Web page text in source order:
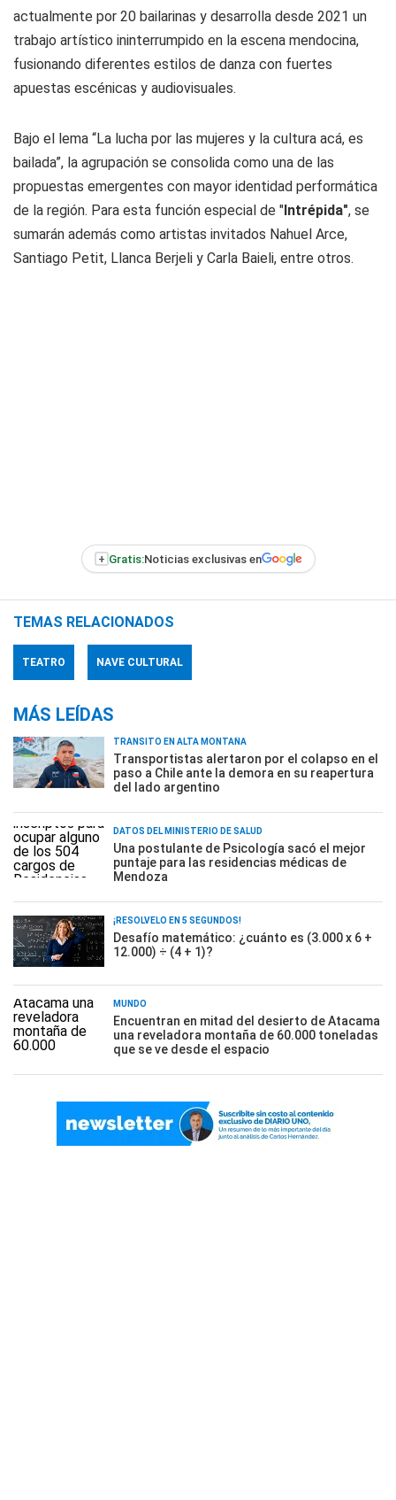
actualmente por 20 bailarinas y desarrolla desde 2021 un
trabajo artístico ininterrumpido en la escena mendocina,
fusionando diferentes estilos de danza con fuertes
apuestas escénicas y audiovisuales.
Bajo el lema “La lucha por las mujeres y la cultura acá, es
bailada”, la agrupación se consolida como una de las
propuestas emergentes con mayor identidad performática
de la región. Para esta función especial de "Intrépida", se
sumarán además como artistas invitados Nahuel Arce,
Santiago Petit, Llanca Berjeli y Carla Baieli, entre otros.
+ Gratis:Noticias exclusivas en
TEMAS RELACIONADOS
TEATRO NAVE CULTURAL
MÁS LEÍDAS
TRÁNSITO EN ALTA MONTAÑA
Transportistas alertaron por el colapso en el
paso a Chile ante la demora en su reapertura
del lado argentino
DATOS DEL MINISTERIO DE SALUD
Una postulante de Psicología sacó el mejor
puntaje para las residencias médicas de
Mendoza
¡RESOLVELO EN 5 SEGUNDOS!
Desafío matemático: ¿cuánto es (3.000 x 6 +
12.000) ÷ (4 + 1)?
MUNDO
Encuentran en mitad del desierto de Atacama
una reveladora montaña de 60.000 toneladas
que se ve desde el espacio